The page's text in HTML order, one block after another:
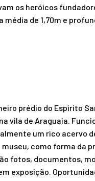
os heróicos
de 1,70m e
prédio do Espírito
vila de Araguaia.
um rico acervo
museu, como forma da
fotos, documentos,
exposição.